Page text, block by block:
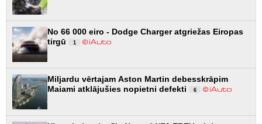
No 66 000 eiro - Dodge Charger atgriežas Eiropas
tirgū
1
Miljardu vērtajam Aston Martin debesskrāpim
Maiami atklājušies nopietni defekti
6